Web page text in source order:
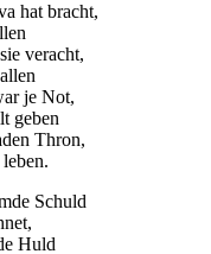
hat bracht,
veracht,
je Not,
geben
Thron,
Schuld
Huld